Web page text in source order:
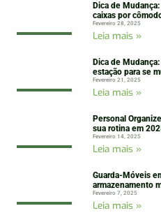
Dica de
caixas por
Fevereiro 28, 2025
Leia mais »
Dica de
estação para se
Fevereiro 21, 2025
Leia mais »
Personal
sua rotina em
Fevereiro 14, 2025
Leia mais »
Guarda-Móveis
armazenamento
Fevereiro 7, 2025
Leia mais »